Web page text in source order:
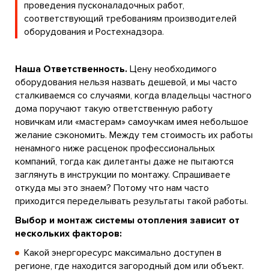
проведения пусконаладочных работ,
соответствующий требованиям производителей
оборудования и Ростехнадзора.
Наша Ответственность. Цену необходимого
оборудования нельзя назвать дешевой, и мы часто
сталкиваемся со случаями, когда владельцы частного
дома поручают такую ответственную работу
новичкам или «мастерам» самоучкам имея небольшое
желание сэкономить. Между тем стоимость их работы
ненамного ниже расценок профессиональных
компаний, тогда как дилетанты даже не пытаются
заглянуть в инструкции по монтажу. Спрашиваете
откуда мы это знаем? Потому что нам часто
приходится переделывать результаты такой работы.
Выбор и монтаж системы отопления зависит от
нескольких факторов:
Какой энергоресурс максимально доступен в
регионе, где находится загородный дом или объект.